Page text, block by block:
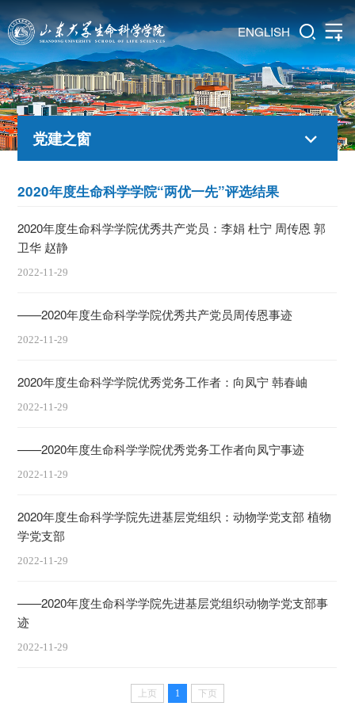
ENGLISH
党建之窗
2020年度生命科学学院“两优一先”评选结果
2020年度生命科学学院优秀共产党员：李娟 杜宁 周传恩 郭
卫华 赵静
2022-11-29
——2020年度生命科学学院优秀共产党员周传恩事迹
2022-11-29
2020年度生命科学学院优秀党务工作者：向凤宁 韩春岫
2022-11-29
——2020年度生命科学学院优秀党务工作者向凤宁事迹
2022-11-29
2020年度生命科学学院先进基层党组织：动物学党支部 植物
学党支部
2022-11-29
——2020年度生命科学学院先进基层党组织动物学党支部事
迹
2022-11-29
上页 1 下页